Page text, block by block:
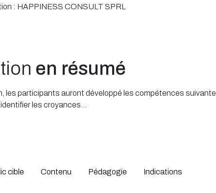
: HAPPINESS CONSULT SPRL
en résumé
les participants auront développé les compétences
les croyances...
cible Contenu Pédagogie Indications